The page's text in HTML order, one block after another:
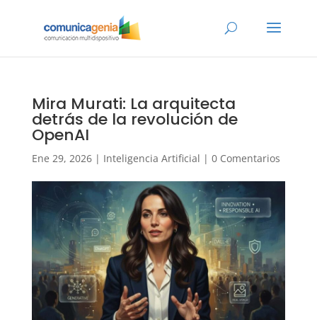
Mira Murati: La arquitecta
detrás de la revolución de
OpenAI
Ene 29, 2026| Inteligencia Artificial | 0 Comentarios